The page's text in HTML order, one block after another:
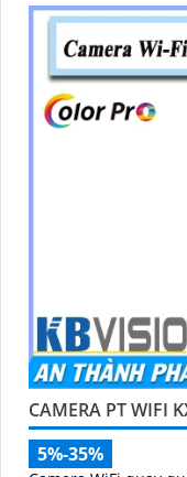
CAMERA PT WIFI
5%-35%